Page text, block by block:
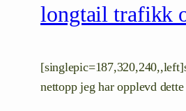
longtail trafikk
nettopp jeg har opplevd